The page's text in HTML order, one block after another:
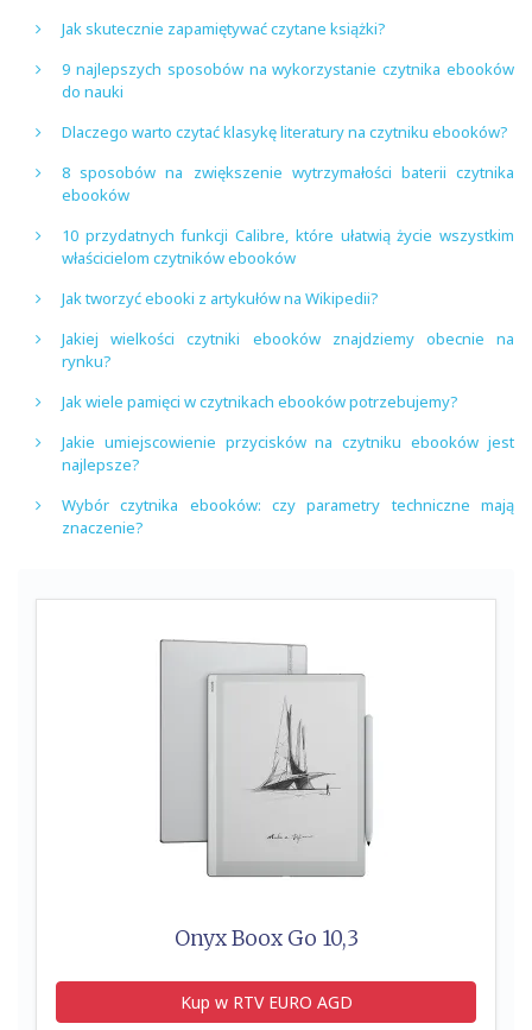
Jak skutecznie zapamiętywać czytane książki?
9 najlepszych sposobów na wykorzystanie czytnika ebooków
do nauki
Dlaczego warto czytać klasykę literatury na czytniku ebooków?
8 sposobów na zwiększenie wytrzymałości baterii czytnika
ebooków
10 przydatnych funkcji Calibre, które ułatwią życie wszystkim
właścicielom czytników ebooków
Jak tworzyć ebooki z artykułów na Wikipedii?
Jakiej wielkości czytniki ebooków znajdziemy obecnie na
rynku?
Jak wiele pamięci w czytnikach ebooków potrzebujemy?
Jakie umiejscowienie przycisków na czytniku ebooków jest
najlepsze?
Wybór czytnika ebooków: czy parametry techniczne mają
znaczenie?
Onyx Boox Go 10,3
Kup w RTV EURO AGD